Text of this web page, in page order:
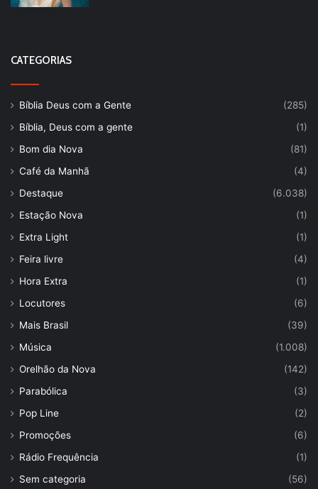
CATEGORIAS
Bíblia Deus com a Gente
(285)
Bíblia, Deus com a gente
(1)
Bom dia Nova
(81)
Café da Manhã
(4)
Destaque
(6.038)
Estação Nova
(1)
Extra Light
(1)
Feira livre
(4)
Hora Extra
(1)
Locutores
(6)
Mais Brasil
(39)
Música
(1.008)
Orelhão da Nova
(142)
Parabólica
(3)
Pop Line
(2)
Promoções
(6)
Rádio Frequência
(1)
Sem categoria
(56)